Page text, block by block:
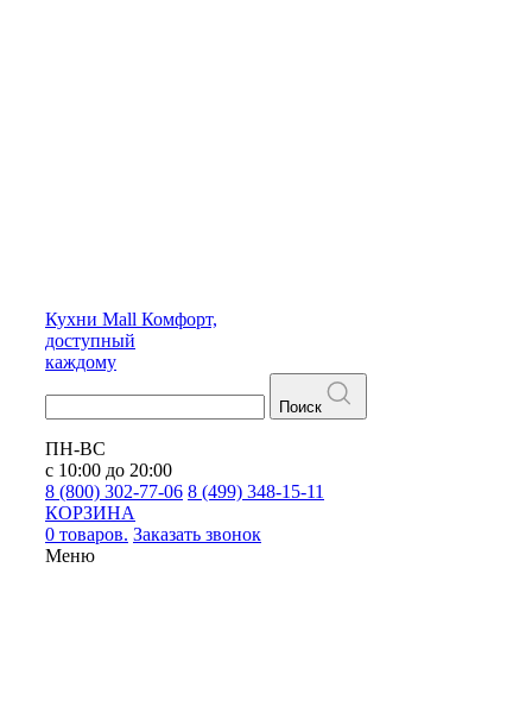
Кухни Mall Комфорт,
доступный
каждому
Поиск
ПН-ВС
с 10:00 до 20:00
8 (800) 302-77-06 8 (499) 348-15-11
КОРЗИНА
0 товаров. Заказать звонок
Меню